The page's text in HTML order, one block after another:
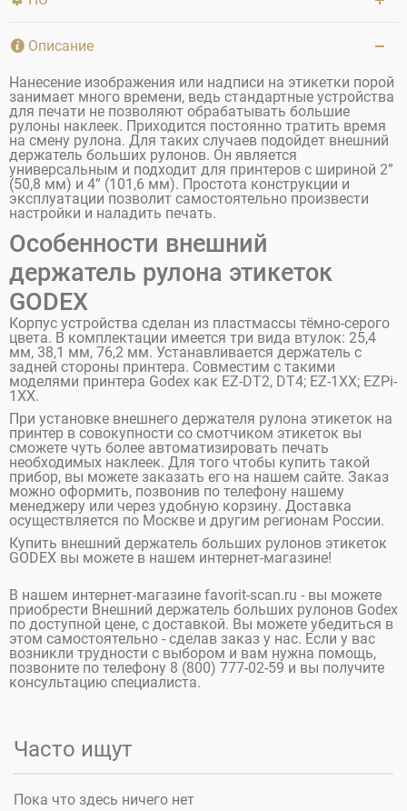
Описание
Нанесение изображения или надписи на этикетки порой
занимает много времени, ведь стандартные устройства
для печати не позволяют обрабатывать большие
рулоны наклеек. Приходится постоянно тратить время
на смену рулона. Для таких случаев подойдет внешний
держатель больших рулонов. Он является
универсальным и подходит для принтеров с шириной 2”
(50,8 мм) и 4” (101,6 мм). Простота конструкции и
эксплуатации позволит самостоятельно произвести
настройки и наладить печать.
Особенности внешний
держатель рулона этикеток
GODEX
Корпус устройства сделан из пластмассы тёмно-серого
цвета. В комплектации имеется три вида втулок: 25,4
мм, 38,1 мм, 76,2 мм. Устанавливается держатель с
задней стороны принтера. Совместим с такими
моделями принтера Godex как EZ-DT2, DT4; EZ-1XX; EZPi-
1XX.
При установке внешнего держателя рулона этикеток на
принтер в совокупности со смотчиком этикеток вы
сможете чуть более автоматизировать печать
необходимых наклеек. Для того чтобы купить такой
прибор, вы можете заказать его на нашем сайте. Заказ
можно оформить, позвонив по телефону нашему
менеджеру или через удобную корзину. Доставка
осуществляется по Москве и другим регионам России.
Купить внешний держатель больших рулонов этикеток
GODEX вы можете в нашем интернет-магазине!
В нашем интернет-магазине favorit-scan.ru - вы можете
приобрести Внешний держатель больших рулонов Godex
по доступной цене, с доставкой. Вы можете убедиться в
этом самостоятельно - сделав заказ у нас. Если у вас
возникли трудности с выбором и вам нужна помощь,
позвоните по телефону 8 (800) 777-02-59 и вы получите
консультацию специалиста.
Часто ищут
Пока что здесь ничего нет